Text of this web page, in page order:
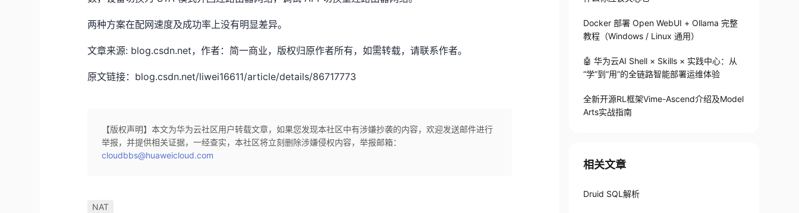
两种方案在配网速度及成功率上没有明显差异。
文章来源: blog.csdn.net，作者：简一商业，版权归原作者所有，如需转载，请联系作者。
原文链接：blog.csdn.net/liwei16611/article/details/86717773
【版权声明】本文为华为云社区用户转载文章，如果您发现本社区中有涉嫌抄袭的内容，欢迎发送邮件进行
举报，并提供相关证据，一经查实，本社区将立刻删除涉嫌侵权内容，举报邮箱：
cloudbbs@huaweicloud.com
NAT
Docker 部署 Open WebUI + Ollama 完整
教程（Windows / Linux 通用）
🤖 华为云AI Shell × Skills × 实践中心：从
“学”到“用”的全链路智能部署运维体验
全新开源RL框架Vime-Ascend介绍及Model
Arts实战指南
相关文章
Druid SQL解析